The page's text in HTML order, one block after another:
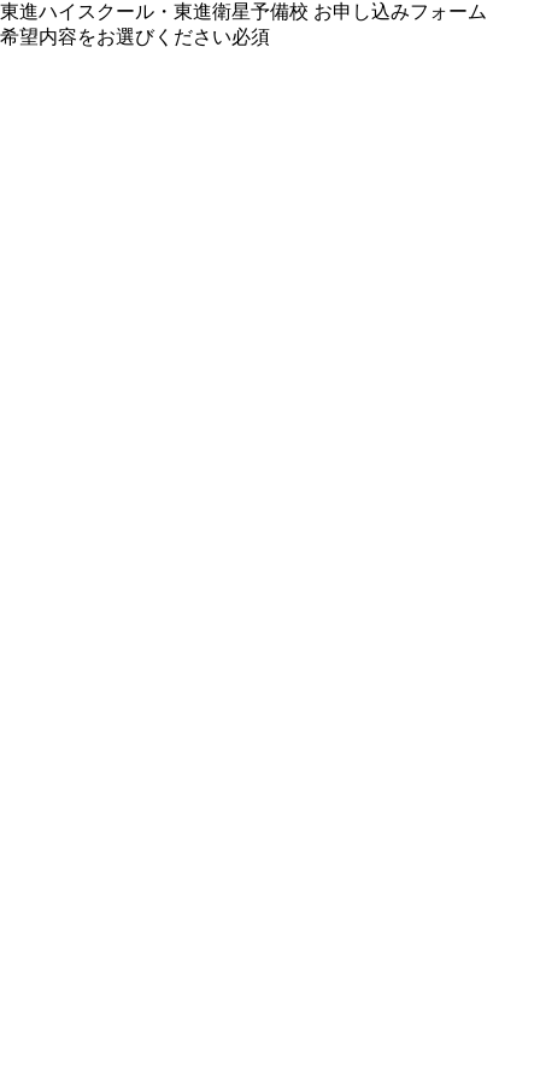
東進ハイスクール・東進衛星予備校 お申し込みフォーム
希望内容をお選びください必須